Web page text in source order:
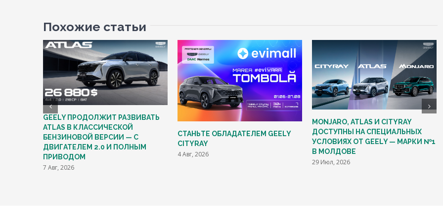
Похожие статьи
GEELY ПРОДОЛЖИТ РАЗВИВАТЬ
ATLAS В КЛАССИЧЕСКОЙ
БЕНЗИНОВОЙ ВЕРСИИ — С
ДВИГАТЕЛЕМ 2.0 И ПОЛНЫМ
ПРИВОДОМ
7 Авг, 2026
СТАНЬТЕ ОБЛАДАТЕЛЕМ GEELY
CITYRAY
4 Авг, 2026
MONJARO, ATLAS И CITYRAY
ДОСТУПНЫ НА СПЕЦИАЛЬНЫХ
УСЛОВИЯХ ОТ GEELY — МАРКИ №1
В МОЛДОВЕ
29 Июл, 2026